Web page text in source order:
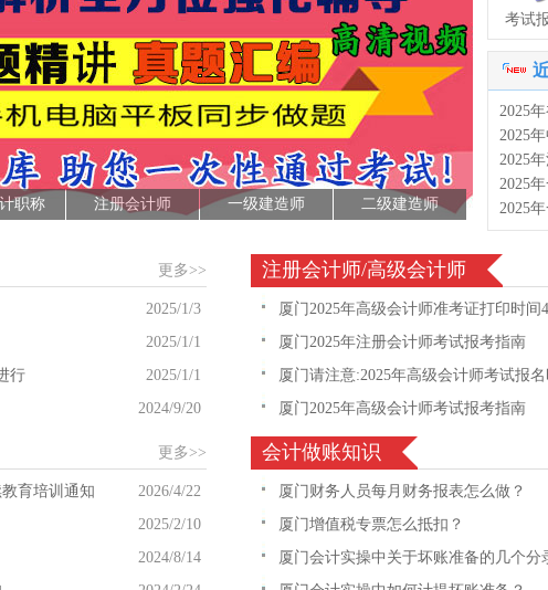
职称 注册会计师 一级建造师 二级建造师
考试
2025
2025
2025
2025
2025
更多>>
2025/1/3
2025/1/1
行
2025/1/1
2024/9/20
注册会计师/高级会计师
厦门2025年高级会计师准考证打印时间
厦门2025年注册会计师考试报考指南
厦门​请注意:2025年高级会计师考试报
厦门2025年高级会计师考试报考指南
更多>>
育培训通知
2026/4/22
2025/2/10
2024/8/14
会计做账知识
厦门财务人员每月财务报表怎么做？
厦门增值税专票怎么抵扣？
厦门会计实操中关于坏账准备的几个分